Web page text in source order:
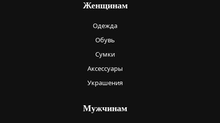
Женщинам
Одежда
Обувь
Сумки
Аксессуары
Украшения
Мужчинам